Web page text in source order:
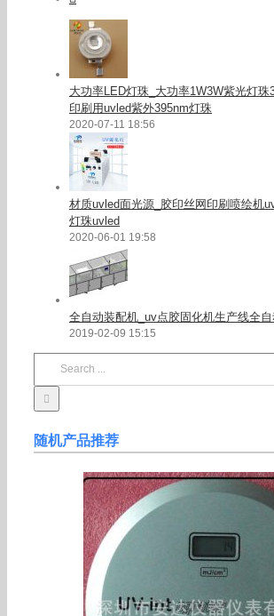
大功率LED灯珠_大功率1W3W紫光灯珠
印刷用uvled紫外395nm灯珠
2020-07-11 18:56
材质uvled面光源_胶印丝网印刷喷绘机
灯珠uvled
2020-06-01 19:58
全自动装配机_uv点胶固化机生产线全
2019-02-09 15:15
随机产品推荐